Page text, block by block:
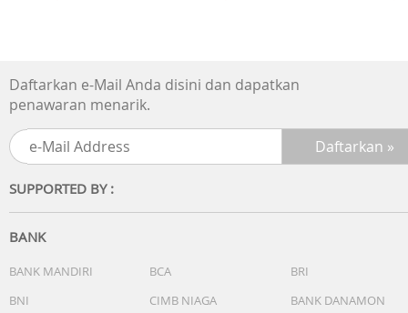
Daftarkan e-Mail Anda disini dan dapatkan
penawaran menarik.
SUPPORTED BY :
BANK
BANK MANDIRI BCA
BRI
BNI
CIMB NIAGA
BANK DANAMON